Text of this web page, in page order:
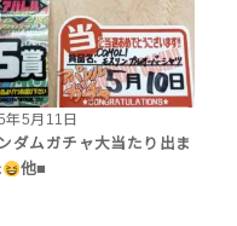
年5月11日
ダムガチャ大当たり出ま
他■